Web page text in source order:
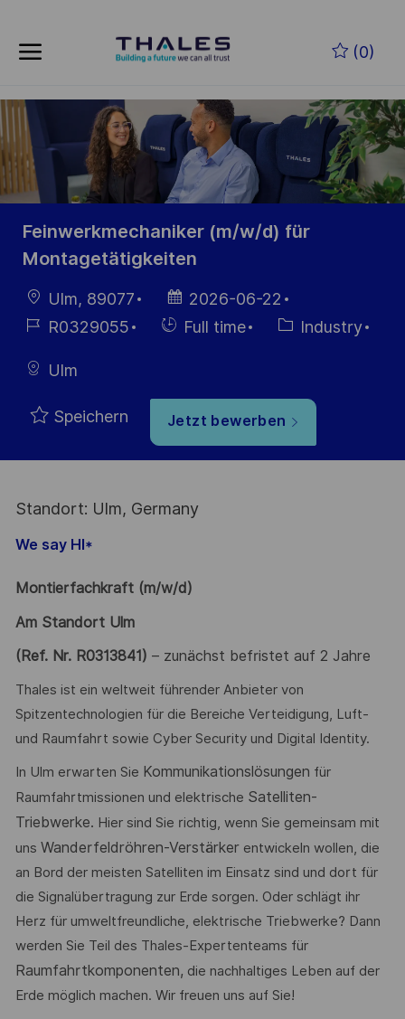
(0)
-
Feinwerkmechaniker (m/w/d) für
Montagetätigkeiten
Ort Ulm, 89077
Datum der
Veröffentlichung
2026-06-22
Job- R0329055 Einstellunngstyp
Full time Kategorie
Industry
Ulm
Speichern Jetzt bewerben
Standort: Ulm, Germany
We say HI*
Montierfachkraft (m/w/d)
Am Standort Ulm
(Ref. Nr. R0313841) – zunächst befristet auf 2 Jahre
Thales ist ein weltweit führender Anbieter von
Spitzentechnologien für die Bereiche Verteidigung, Luft-
und Raumfahrt sowie Cyber Security und Digital Identity.
In Ulm erwarten Sie Kommunikationslösungen für
Raumfahrtmissionen und elektrische Satelliten-
Triebwerke. Hier sind Sie richtig, wenn Sie gemeinsam mit
uns Wanderfeldröhren-Verstärkerentwickeln wollen, die
an Bord der meisten Satelliten im Einsatz sind und dort für
die Signalübertragung zur Erde sorgen. Oder schlägt ihr
Herz für umweltfreundliche, elektrische Triebwerke? Dann
werden Sie Teil des Thales-Expertenteams für
Raumfahrtkomponenten, die nachhaltiges Leben auf der
Erde möglich machen. Wir freuen uns auf Sie!